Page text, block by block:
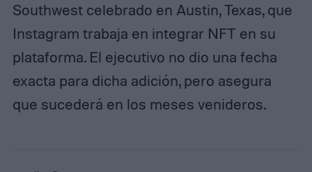
Southwest celebrado en Austin, Texas, que
Instagram trabaja en integrar NFT en su
plataforma. El ejecutivo no dio una fecha
exacta para dicha adición, pero asegura
que sucederá en los meses venideros.